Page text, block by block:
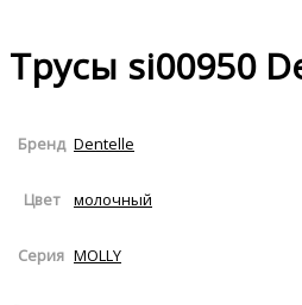
Трусы si00950
Бренд Dentelle
Цвет молочный
Серия MOLLY